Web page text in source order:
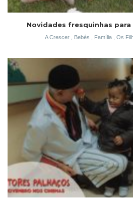
Novidades fresquinhas
A Crescer, Bebés Família, Os